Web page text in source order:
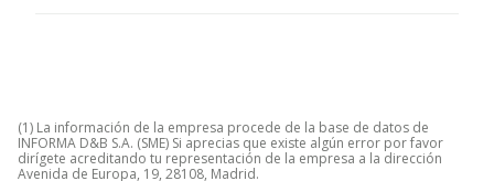
(1) La información de la empresa procede de la base de datos de
INFORMA D&B S.A. (SME) Si aprecias que existe algún error por favor
dirígete acreditando tu representación de la empresa a la dirección
Avenida de Europa, 19, 28108, Madrid.